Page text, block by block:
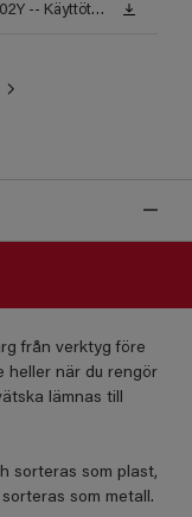
Sadolin Interior Wood Semi Gloss S0502Y -- Käyttöturvallisuustiedote
från verktyg före
heller när du rengör
lämnas till
sorteras som plast,
som metall.